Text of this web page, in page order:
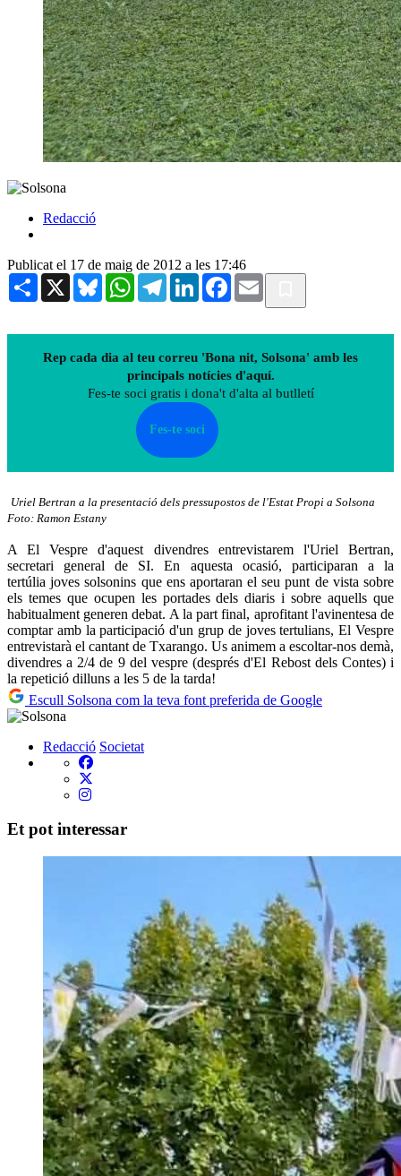
Redacció
Publicat el 17 de maig de 2012 a les 17:46
Share X BlueskyWhatsAppTelegramLinkedInFacebook
Email
Rep cada dia al teu correu 'Bona nit, Solsona' amb les
principals notícies d'aquí.
Fes-te soci gratis i dona't d'alta al butlletí
Fes-te soci
Uriel Bertran a la presentació dels pressupostos de l'Estat Propi a Solsona
Foto: Ramon Estany
A El Vespre d'aquest divendres entrevistarem l'Uriel Bertran,
secretari general de SI. En aquesta ocasió, participaran a la
tertúlia joves solsonins que ens aportaran el seu punt de vista sobre
els temes que ocupen les portades dels diaris i sobre aquells que
habitualment generen debat. A la part final, aprofitant l'avinentesa de
comptar amb la participació d'un grup de joves tertulians, El Vespre
entrevistarà el cantant de Txarango. Us animem a escoltar-nos demà,
divendres a 2/4 de 9 del vespre (després d'El Rebost dels Contes) i
la repetició dilluns a les 5 de la tarda!
Escull Solsona com la teva font preferida de Google
Redacció Societat
Et pot interessar